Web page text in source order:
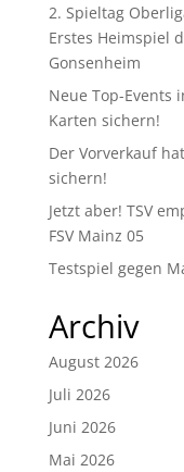
2. Spieltag
Erstes Heimspiel
Gonsenheim
Neue Top-Events
Karten sichern!
Der Vorverkauf
sichern!
Jetzt aber! TSV
FSV Mainz 05
Testspiel gegen
Archiv
August 2026
Juli 2026
Juni 2026
Mai 2026